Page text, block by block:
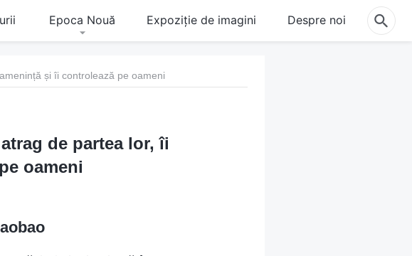
Epoca Nouă Expoziție de imagini Despre noi
și îi controlează pe oameni
de partea lor, îi
oameni